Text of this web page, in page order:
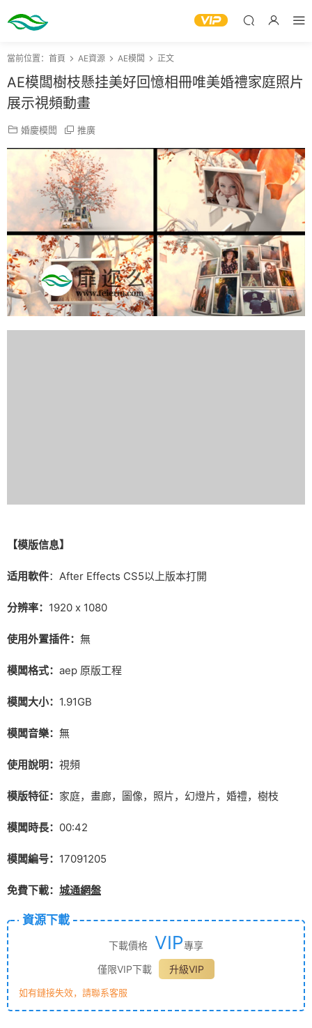
當前位置： 首頁 AE資源 AE模闆 正文
AE模闆樹枝懸挂美好回憶相冊唯美婚禮家庭照片
展示視頻動畫
婚慶模闆 推廣
【模版信息】
适用軟件：After Effects CS5以上版本打開
分辨率： 1920 x 1080
使用外置插件： 無
模闆格式： aep 原版工程
模闆大小： 1.91GB
模闆音樂： 無
使用說明： 視頻
模版特征： 家庭，畫廊，圖像，照片，幻燈片，婚禮，樹枝
模闆時長： 00:42
模闆編号： 17091205
免費下載： 城通網盤
資源下載
下載價格 VIP專享
僅限VIP下載
升級VIP
如有鏈接失效，請聯系客服